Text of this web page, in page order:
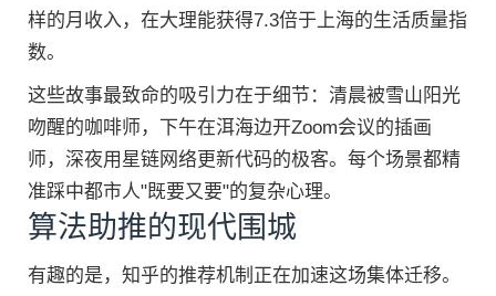
样的月收入，在大理能获得7.3倍于上海的生活质量指
数。
这些故事最致命的吸引力在于细节：清晨被雪山阳光
吻醒的咖啡师，下午在洱海边开Zoom会议的插画
师，深夜用星链网络更新代码的极客。每个场景都精
准踩中都市人"既要又要"的复杂心理。
算法助推的现代围城
有趣的是，知乎的推荐机制正在加速这场集体迁移。